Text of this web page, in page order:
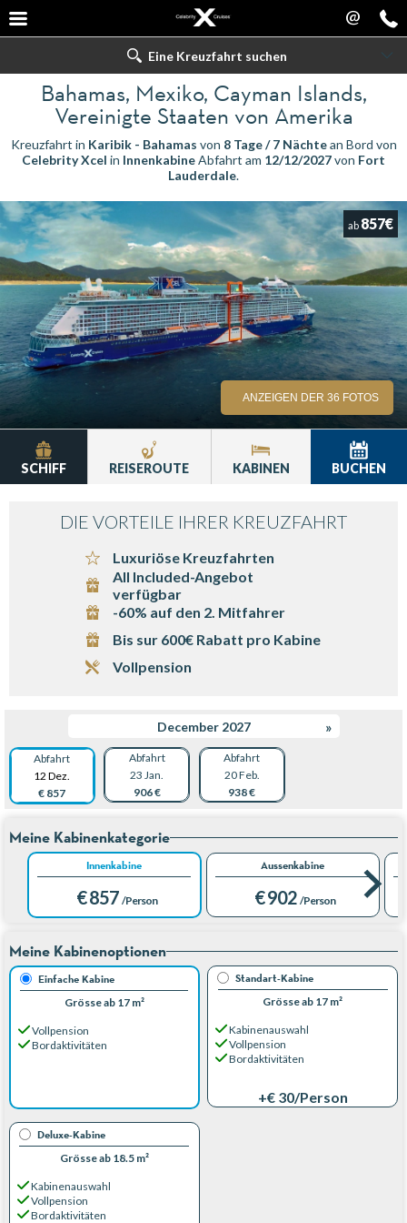
@
Eine Kreuzfahrt suchen
Bahamas, Mexiko, Cayman Islands,
Vereinigte Staaten von Amerika
Kreuzfahrt in Karibik - Bahamas von 8 Tage / 7 Nächtean Bord von
Celebrity Xcel in InnenkabineAbfahrt am 12/12/2027von Fort
Lauderdale.
ab 857€
ANZEIGEN DER 36 FOTOS
SCHIFF REISEROUTE KABINEN BUCHEN
DIE VORTEILE IHRER KREUZFAHRT
Luxuriöse Kreuzfahrten
All Included-Angebot
verfügbar
-60% auf den 2. Mitfahrer
Bis sur 600€ Rabatt pro Kabine
Vollpension
December 2027 »
Abfahrt
12 Dez.
€ 857
Abfahrt
23 Jan.
906 €
Abfahrt
20 Feb.
938 €
Meine Kabinenkategorie
Innenkabine
€ 857 /Person
Aussenkabine
€ 902 /Person
Meine Kabinenoptionen
Einfache Kabine
Grösse ab 17 m²
Vollpension
Bordaktivitäten
Standart-Kabine
Grösse ab 17 m²
Kabinenauswahl
Vollpension
Bordaktivitäten
+€ 30/Person
Deluxe-Kabine
Grösse ab 18.5 m²
Kabinenauswahl
Vollpension
Bordaktivitäten